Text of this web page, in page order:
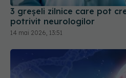
3 greșeli zilnice care pot
potrivit neurologilor
14 mai 2026, 13:51